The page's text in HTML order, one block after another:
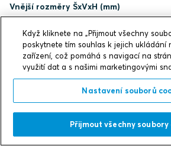
Vnější rozměry ŠxVxH (mm)
90 x 405 x 41
Rozměry otvoru (Š×V v mm)
37(+1/-0) x 335(+2/-0)
Hmotnost (kg)
1.54
EZ00000003232
dxf
Když kliknete na „Přijmout všechny
poskytnete tím souhlas k jejich ukládání
zařízení, což pomáhá s navigací na
využití dat a s našimi marketingovými
Nastavení souborů
Přijmout všechny soubory